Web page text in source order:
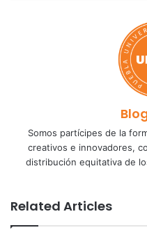
Somos partícipes de la
creativos e innovadores,
distribución equitativa de
Related Articles